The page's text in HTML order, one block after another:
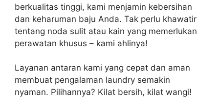
berkualitas tinggi, kami menjamin kebersihan
dan keharuman baju Anda. Tak perlu khawatir
tentang noda sulit atau kain yang memerlukan
perawatan khusus – kami ahlinya!
Layanan antaran kami yang cepat dan aman
membuat pengalaman laundry semakin
nyaman. Pilihannya? Kilat bersih, kilat wangi!